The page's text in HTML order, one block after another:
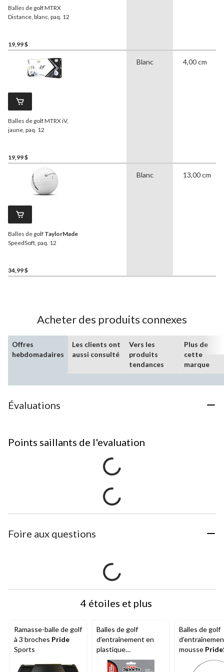
Balles de golf MTRX
Distance, blanc, paq. 12
19,99 $
Balles de golf MTRX iV,
jaune, paq. 12
19,99 $
Blanc 4,00 cm
Balles de golf TaylorMade
SpeedSoft, paq. 12
34,99 $
Blanc 13,00 cm
Acheter des produits connexes
Offres
hebdomadaires
Les clients ont
aussi consulté
Vers les
produits
tendances
Plus de
cette
marque
Évaluations
Points saillants de l'evaluation
Foire aux questions
4 étoiles et plus
Ramasse-balle de golf
à 3 broches Pride
Sports
Balles de golf
d’entraînement en
plastique
PrideSports,
perforées, légères,
Balles de golf
mousse Pride
avec seau de
rangement,